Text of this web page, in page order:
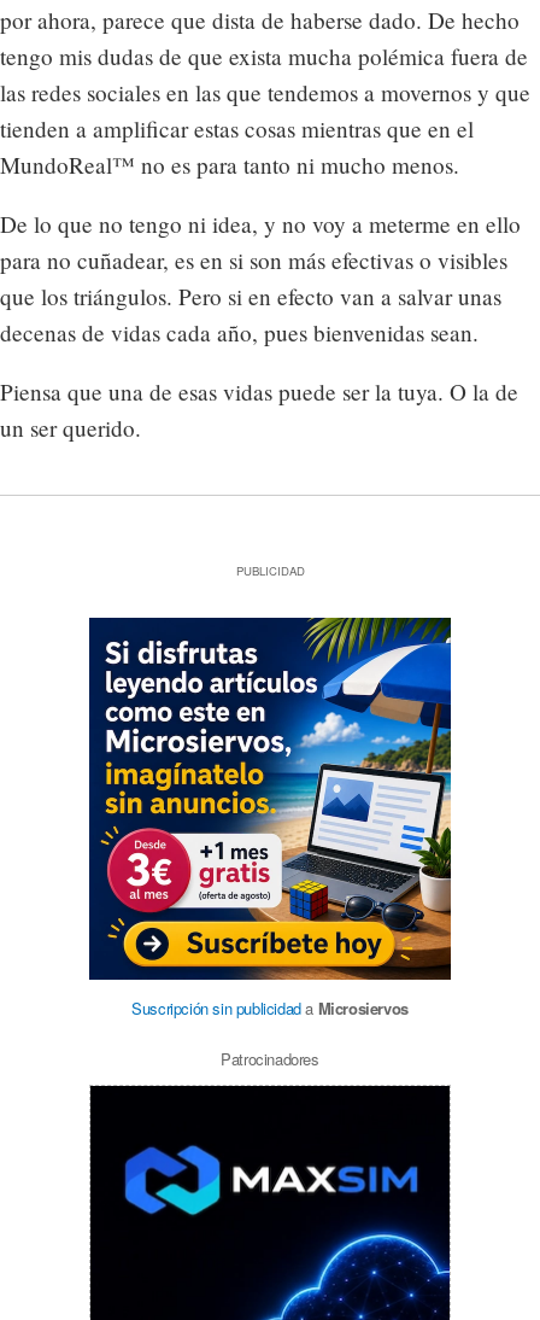
por ahora, parece que dista de haberse dado. De hecho
tengo mis dudas de que exista mucha polémica fuera de
las redes sociales en las que tendemos a movernos y que
tienden a amplificar estas cosas mientras que en el
MundoReal™ no es para tanto ni mucho menos.
De lo que no tengo ni idea, y no voy a meterme en ello
para no cuñadear, es en si son más efectivas o visibles
que los triángulos. Pero si en efecto van a salvar unas
decenas de vidas cada año, pues bienvenidas sean.
Piensa que una de esas vidas puede ser la tuya. O la de
un ser querido.
PUBLICIDAD
Suscripción sin publicidada Microsiervos
Patrocinadores